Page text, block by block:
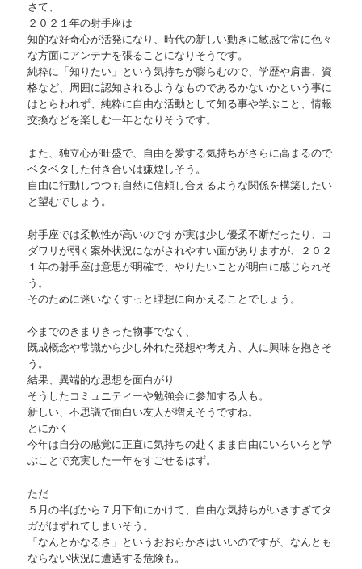
さて、
２０２１年の射手座は
知的な好奇心が活発になり、時代の新しい動きに敏感で常に色々
な方面にアンテナを張ることになりそうです。
純粋に「知りたい」という気持ちが膨らむので、学歴や肩書、資
格など、周囲に認知されるようなものであるかないかという事に
はとらわれず、純粋に自由な活動として知る事や学ぶこと、情報
交換などを楽しむ一年となりそうです。
また、独立心が旺盛で、自由を愛する気持ちがさらに高まるので
ベタベタした付き合いは嫌煙しそう。
自由に行動しつつも自然に信頼し合えるような関係を構築したい
と望むでしょう。
射手座では柔軟性が高いのですが実は少し優柔不断だったり、コ
ダワリが弱く案外状況にながされやすい面がありますが、２０２
１年の射手座は意思が明確で、やりたいことが明白に感じられそ
う。
そのために迷いなくすっと理想に向かえることでしょう。
今までのきまりきった物事でなく、
既成概念や常識から少し外れた発想や考え方、人に興味を抱きそ
う。
結果、異端的な思想を面白がり
そうしたコミュニティーや勉強会に参加する人も。
新しい、不思議で面白い友人が増えそうですね。
とにかく
今年は自分の感覚に正直に気持ちの赴くまま自由にいろいろと学
ぶことで充実した一年をすごせるはず。
ただ
５月の半ばから７月下旬にかけて、自由な気持ちがいきすぎてタ
ガがはずれてしまいそう。
「なんとかなるさ」というおおらかさはいいのですが、なんとも
ならない状況に遭遇する危険も。